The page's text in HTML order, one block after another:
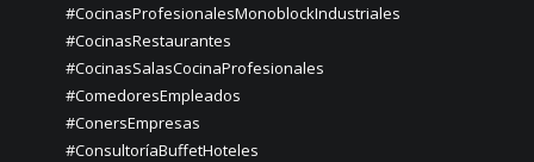
#CocinasProfesionalesMonoblockIndustriales
#CocinasRestaurantes
#CocinasSalasCocinaProfesionales
#ComedoresEmpleados
#ConersEmpresas
#ConsultoríaBuffetHoteles